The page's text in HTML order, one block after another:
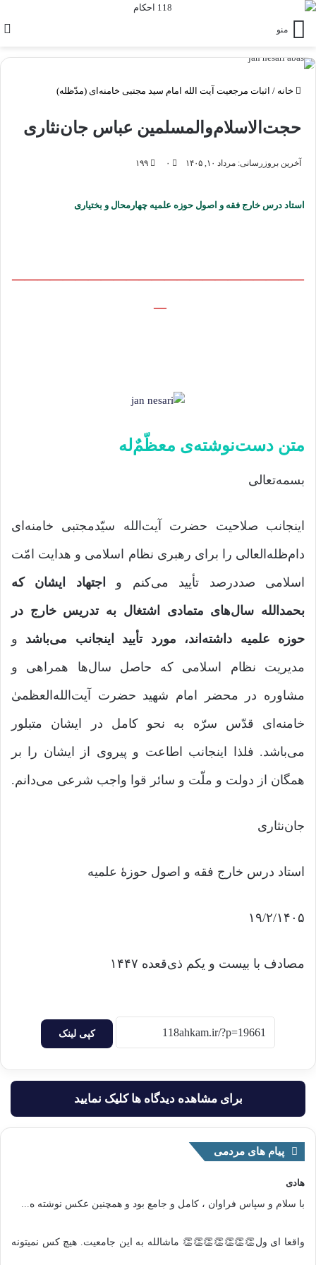
منو
خانه / اثبات مرجعیت آیت الله امام سید مجتبی خامنه‌ای (مدّظله)
حجت‌الاسلام‌والمسلمین عباس جان‌نثاری
آخرین بروزرسانی: مرداد ۱۰, ۱۴۰۵ ۰ ۱۹۹
استاد درس خارج فقه و اصول حوزه علمیه چهارمحال و بختیاری
———————————————————————
—
متن دست‌نوشته‌ی معظّمٌ‌له
بسمه‌تعالی
اینجانب صلاحیت حضرت آیت‌الله سیّدمجتبی خامنه‌ای
دام‌ظله‌العالی را برای رهبری نظام اسلامی و هدایت امّت
اسلامی صددرصد تأیید می‌کنم و
اجتهاد ایشان که
بحمدالله سال‌های متمادی اشتغال به تدریس خارج در
حوزه علمیه داشته‌اند، مورد تأیید اینجانب می‌باشد و
مدیریت نظام اسلامی که حاصل سال‌ها همراهی و
مشاوره در محضر امام شهید حضرت آیت‌الله‌العظمیٰ
خامنه‌ای قدّس سرّه به نحو کامل در ایشان متبلور
می‌باشد. فلذا اینجانب اطاعت و پیروی از ایشان را بر
همگان از دولت و ملّت و سائر قوا واجب شرعی می‌دانم.
جان‌نثاری
استاد درس خارج فقه و اصول حوزۀ علمیه
۱۹/۲/۱۴۰۵
مصادف با بیست و یکم ذی‌قعده ۱۴۴۷
کپی لینک
برای مشاهده دیدگاه ها کلیک نمایید
پیام های مردمی
هادی
با سلام و سپاس فراوان ، کامل و جامع بود و همچنین عکس نوشته ه...
واقعا ای ول👏👏👏👏👏👏👏 ماشالله به این جامعیت. هیچ کس نمیتونه